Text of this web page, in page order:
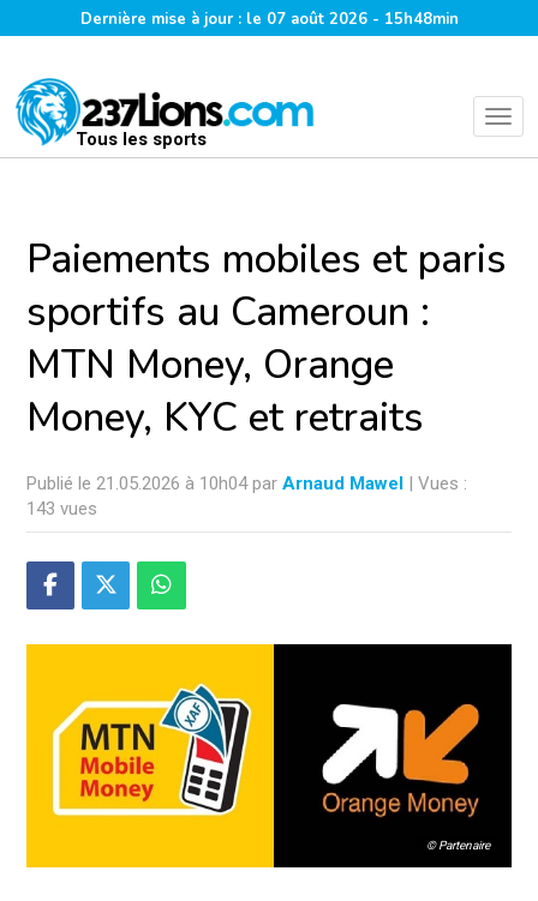
Dernière mise à jour : le 07 août 2026 - 15h48min
Tous les sports
Paiements mobiles et paris
sportifs au Cameroun :
MTN Money, Orange
Money, KYC et retraits
Publié le 21.05.2026 à 10h04 par Arnaud Mawel | Vues :
143 vues
© Partenaire